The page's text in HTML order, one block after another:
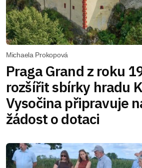
Michaela Prokopová
Praga Grand z roku
rozšířit sbírky hradu
Vysočina připravuje
žádost o dotaci